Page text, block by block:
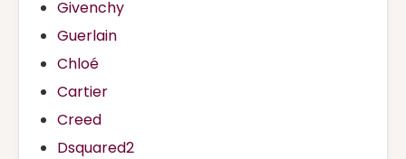
Givenchy
Guerlain
Chloé
Cartier
Creed
Dsquared2